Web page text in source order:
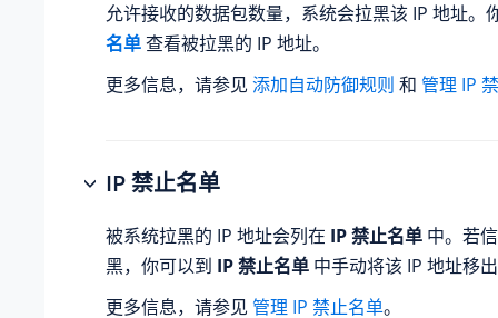
允许接收的数据包数量，系统会拉黑该 IP 地址。
名单查看被拉黑的 IP 地址。
更多信息，请参见 添加自动防御规则 和 管理 IP
IP 禁止名单
被系统拉黑的 IP 地址会列在 IP 禁止名单 中。若
黑，你可以到 IP 禁止名单 中手动将该 IP 地址移
更多信息，请参见 管理 IP 禁止名单。